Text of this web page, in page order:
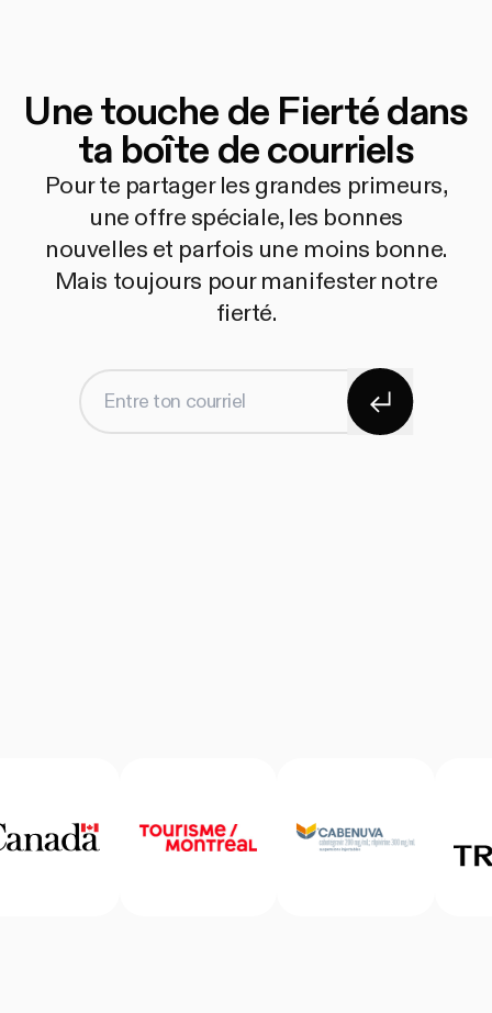
Une touche de Fierté dans
ta boîte de courriels
Pour te partager les grandes primeurs,
une offre spéciale, les bonnes
nouvelles et parfois une moins bonne.
Mais toujours pour manifester notre
fierté.
Entre ton courriel S'abonner